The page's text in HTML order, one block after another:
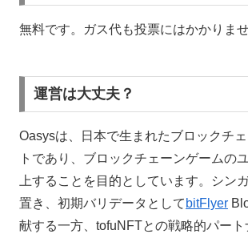
無料です。ガス代も投票にはかかりま
運営は大丈夫？
Oasysは、日本で生まれたブロックチ
トであり、ブロックチェーンゲームの
上することを目的としています。シン
置き、初期バリデータとして bitFlyer
献する一方、tofuNFTとの戦略的パー